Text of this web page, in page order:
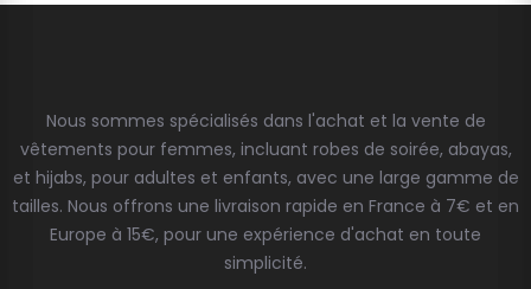
Nous sommes spécialisés dans l'achat et la vente de
vêtements pour femmes, incluant robes de soirée, abayas,
et hijabs, pour adultes et enfants, avec une large gamme de
tailles. Nous offrons une livraison rapide en France à 7€ et en
Europe à 15€, pour une expérience d'achat en toute
simplicité.